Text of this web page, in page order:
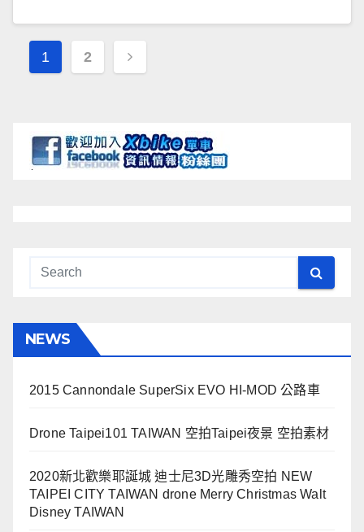
文
覽
1 2
NEWS
2015 Cannondale SuperSix EVO HI-MOD 公路車
Drone Taipei101 TAIWAN 空拍Taipei夜景 空拍素材
2020新北歡樂耶誕城 迪士尼3D光雕秀空拍 NEW
TAIPEI CITY TAIWAN drone Merry Christmas Walt
Disney TAIWAN